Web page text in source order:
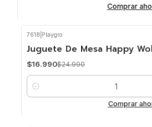
Comprar
-32%
7618|Playgro
Juguete De Mesa Happy
$16.990$24.990
Cantidad
Comprar